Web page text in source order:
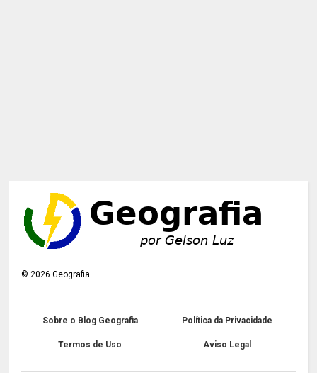
©2026 Geografia
Sobre o Blog Geografia Política da Privacidade
Termos de Uso Aviso Legal